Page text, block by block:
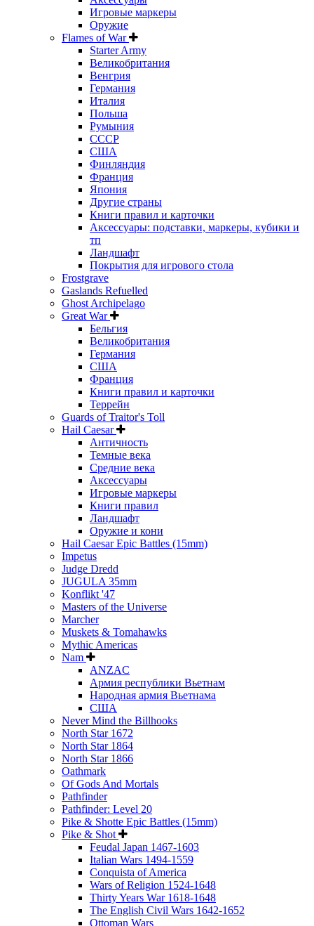
Игровые маркеры
Оружие
Flames of War
Starter Army
Великобритания
Венгрия
Германия
Италия
Польша
Румыния
СССР
США
Финляндия
Франция
Япония
Другие страны
Книги правил и карточки
Аксессуары: подставки, маркеры, кубики и
тп
Ландшафт
Покрытия для игрового стола
Frostgrave
Gaslands Refuelled
Ghost Archipelago
Great War
Бельгия
Великобритания
Германия
США
Франция
Книги правил и карточки
Террейн
Guards of Traitor's Toll
Hail Caesar
Античность
Темные века
Средние века
Аксессуары
Игровые маркеры
Книги правил
Ландшафт
Оружие и кони
Hail Caesar Epic Battles (15mm)
Impetus
Judge Dredd
JUGULA 35mm
Konflikt '47
Masters of the Universe
Marcher
Muskets & Tomahawks
Mythic Americas
Nam
ANZAC
Армия республики Вьетнам
Народная армия Вьетнама
США
Never Mind the Billhooks
North Star 1672
North Star 1864
North Star 1866
Oathmark
Of Gods And Mortals
Pathfinder
Pathfinder: Level 20
Pike & Shotte Epic Battles (15mm)
Pike & Shot
Feudal Japan 1467-1603
Italian Wars 1494-1559
Conquista of America
Wars of Religion 1524-1648
Thirty Years War 1618-1648
The English Civil Wars 1642-1652
Ottoman Wars